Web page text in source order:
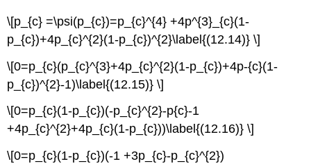
\[p_{c} =\psi(p_{c})=p_{c}^{4} +4p^{3}_{c}(1-
p_{c})+4p_{c}^{2}(1-p_{c})^{2}\label{(12.14)} \]
\[0=p_{c}(p_{c}^{3}+4p_{c}^{2}(1-p_{c})+4p-{c}(1-
p_{c})^{2}-1)\label{(12.15)} \]
\[0=p_{c}(1-p_{c})(-p_{c}^{2}-p{c}-1
+4p_{c}^{2}+4p_{c}(1-p_{c}))\label{(12.16)} \]
\[0=p_{c}(1-p_{c})(-1 +3p_{c}-p_{c}^{2})